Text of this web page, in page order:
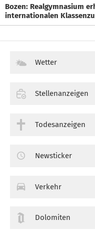
Bozen: Realgymnasium
internationalen
Wetter
Stellenanzeigen
Todesanzeigen
Newsticker
Verkehr
Dolomiten